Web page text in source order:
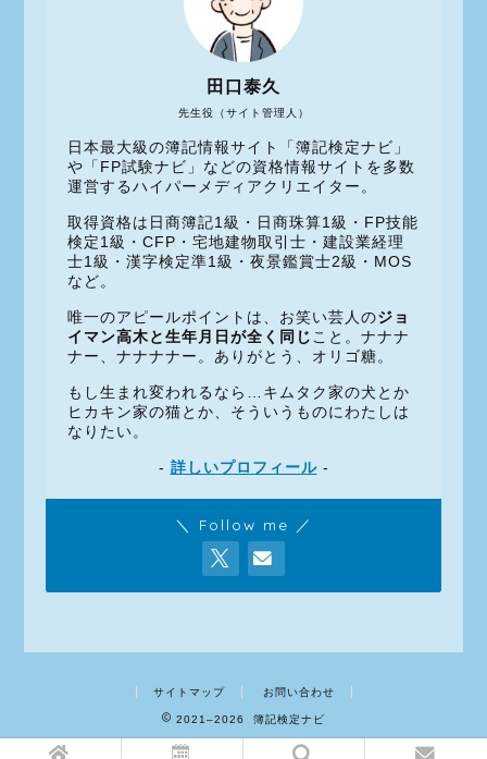
先生役（サイト管理人）
田口泰久
日本最大級の簿記情報サイト「簿記検定ナビ」
や「FP試験ナビ」などの資格情報サイトを多数
運営するハイパーメディアクリエイター。
取得資格は日商簿記1級・日商珠算1級・FP技能
検定1級・CFP・宅地建物取引士・建設業経理
士1級・漢字検定準1級・夜景鑑賞士2級・MOS
など。
唯一のアピールポイントは、お笑い芸人のジョ
イマン高木と生年月日が全く同じ こと。ナナナ
ナー、ナナナナー。ありがとう、オリゴ糖。
もし生まれ変われるなら…キムタク家の犬とか
ヒカキン家の猫とか、そういうものにわたしは
なりたい。
- 詳しいプロフィール-
＼ Follow me ／
サイトマップ お問い合わせ
2021–2026 簿記検定ナビ